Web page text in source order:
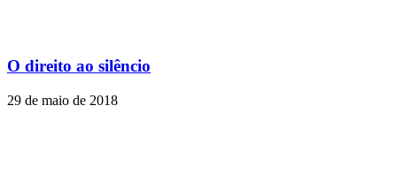
O direito ao silêncio
29 de maio de 2018